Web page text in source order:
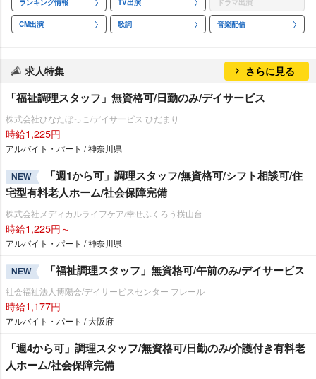
ランキング情報 TV出演 ドラマ出演
CM出演 歌詞 音楽配信
求人特集 さらに見る
「福祉調理スタッフ」無資格可/日勤のみ/デイサービス
株式会社ひなたぼっこ/デイサービス ひだまり
時給1,225円
アルバイト・パート / 神奈川県
NEW
「週1から可」調理スタッフ/無資格可/シフト相談可/住
宅型有料老人ホーム/社会保障完備
株式会社メディカルライフケア/幸せふくろう横山台
時給1,225円～
アルバイト・パート / 神奈川県
NEW 「福祉調理スタッフ」無資格可/午前のみ/デイサービス
社会福祉法人博陽会/デイサービスセンター フレール
時給1,177円
アルバイト・パート / 大阪府
「週4から可」調理スタッフ/無資格可/日勤のみ/介護付き有料老
人ホーム/社会保障完備